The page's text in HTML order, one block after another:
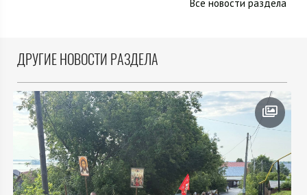
Все новости раздела
ДРУГИЕ НОВОСТИ РАЗДЕЛА